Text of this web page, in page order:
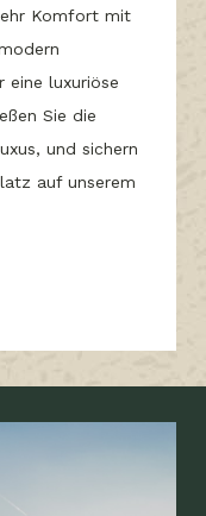
Komfort mit
eine luxuriöse
Sie die
und sichern
auf unserem